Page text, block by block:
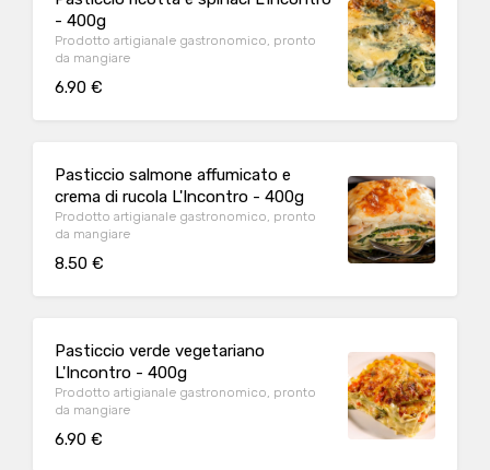
- 400g
Prodotto artigianale gastronomico, pronto
da mangiare
6.90 €
Pasticcio salmone affumicato e
crema di rucola L'Incontro - 400g
Prodotto artigianale gastronomico, pronto
da mangiare
8.50 €
Pasticcio verde vegetariano
L'Incontro - 400g
Prodotto artigianale gastronomico, pronto
da mangiare
6.90 €